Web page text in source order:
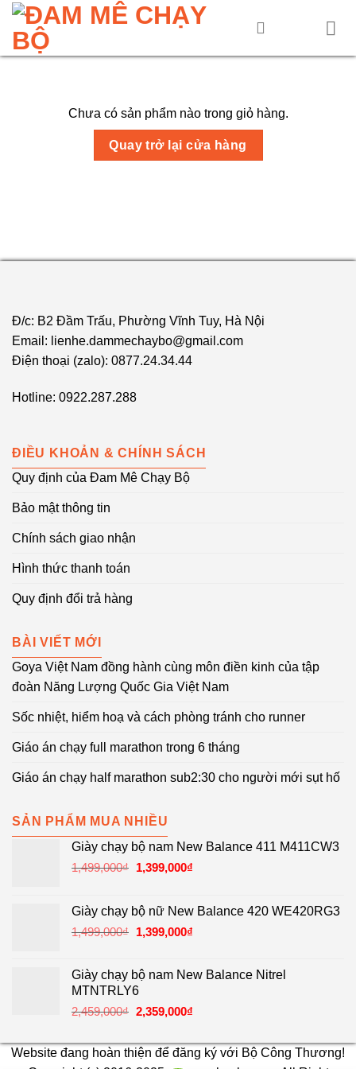
Skip
content
Chưa có sản phẩm nào trong giỏ hàng.
Quay trở lại cửa hàng
Đ/c: B2 Đầm Trấu, Phường Vĩnh Tuy, Hà Nội
Email: lienhe.dammechaybo@gmail.com
Điện thoại (zalo): 0877.24.34.44
Hotline: 0922.287.288
ĐIỀU KHOẢN & CHÍNH SÁCH
Quy định của Đam Mê Chạy Bộ
Bảo mật thông tin
Chính sách giao nhận
Hình thức thanh toán
Quy định đổi trả hàng
BÀI VIẾT MỚI
Goya Việt Nam đồng hành cùng môn điền kinh của tập
đoàn Năng Lượng Quốc Gia Việt Nam
Sốc nhiệt, hiểm hoạ và cách phòng tránh cho runner
Giáo án chạy full marathon trong 6 tháng
Giáo án chạy half marathon sub2:30 cho người mới sụt hố
SẢN PHẨM MUA NHIỀU
Giày chạy bộ nam New Balance 411 M411CW3
1,499,000₫ Giá
1,499,000₫.
1,399,000₫Giá
là:
1,399,000₫.
Giày chạy bộ nữ New Balance 420 WE420RG3
1,499,000₫ Giá
1,499,000₫.
1,399,000₫Giá
là:
Giày chạy bộ nam New Balance Nitrel
MTNTRLY6
2,459,000₫ Giá
là:
2,459,000₫.
2,359,000₫Giá
tại
là:
Website đang hoàn thiện để đăng ký với Bộ Công Thương!